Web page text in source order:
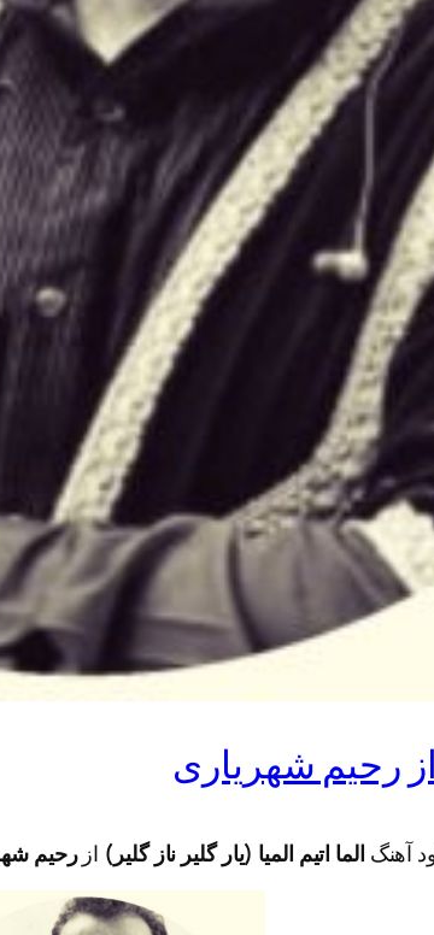
از رحیم شهریاری
آهنگ الما اتیم المیا (یار گلیر ناز گلیر) ازرحیم